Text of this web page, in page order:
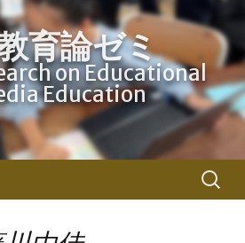
育論ゼミ
on Educational
Education
検
索: